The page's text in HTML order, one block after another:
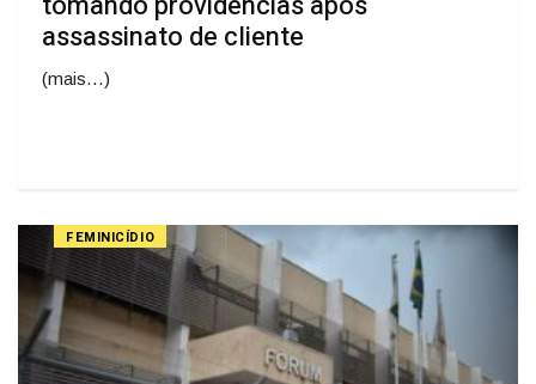
assassinato de cliente
(mais…)
FEMINICÍDIO